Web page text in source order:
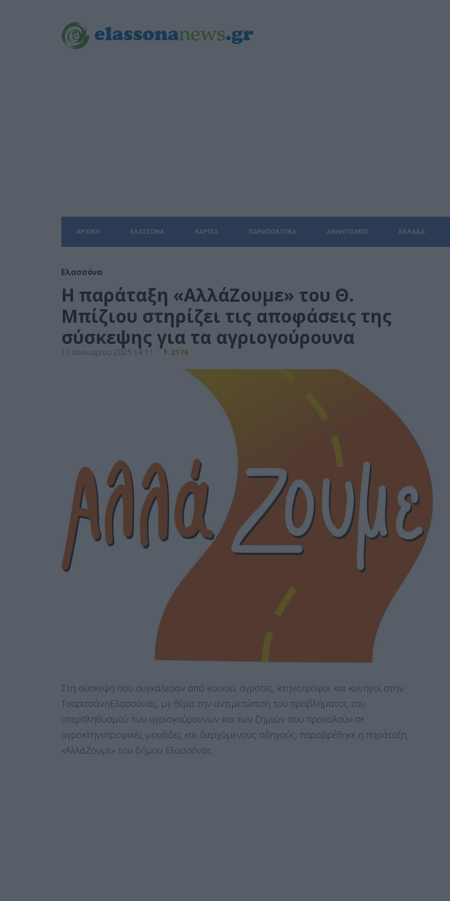
ΑΡΧΙΚΉ ΕΛΑΣΣΌΝΑ ΛΆΡΙΣΑ ΠΑΡΑΠΟΛΙΤΙΚΆ ΑΘΛΗΤΙΣΜΌΣ ΕΛΛΆΔΑ
Ελασσόνα
Η παράταξη «ΑλλάΖουμε» του Θ.
Μπίζιου στηρίζει τις αποφάσεις της
σύσκεψης για τα αγριογούρουνα
11 Ιανουαρίου 2025 14:11 2176
Στη σύσκεψη που συγκάλεσαν από κοινού, αγρότες, κτηνοτρόφοι και κυνηγοί στην
ΤσαριτσάνηΕλασσόνας, με θέμα την αντιμετώπιση του προβλήματος του
υπερπληθυσμού των αγριογούρουνων και των ζημιών που προκαλούν σε
αγροκτηνοτροφικές μονάδες και διερχόμενους οδηγούς, παραβρέθηκε η παράταξη
«ΑλλάΖουμε» του δήμου Ελασσόνας.